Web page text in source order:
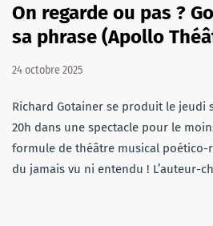
On regarde ou pas ?
sa phrase (Apollo
24 octobre 2025
Richard Gotainer se produit le jeudi
20h dans une spectacle pour le
formule de théâtre musical
du jamais vu ni entendu ! L’auteur-